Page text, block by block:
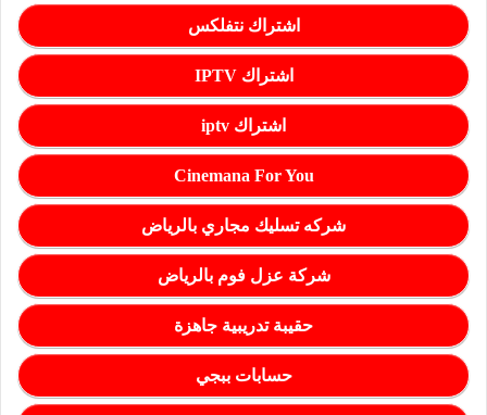
اشتراك نتفلكس
اشتراك IPTV
اشتراك iptv
Cinemana For You
شركه تسليك مجاري بالرياض
شركة عزل فوم بالرياض
حقيبة تدريبية جاهزة
حسابات ببجي